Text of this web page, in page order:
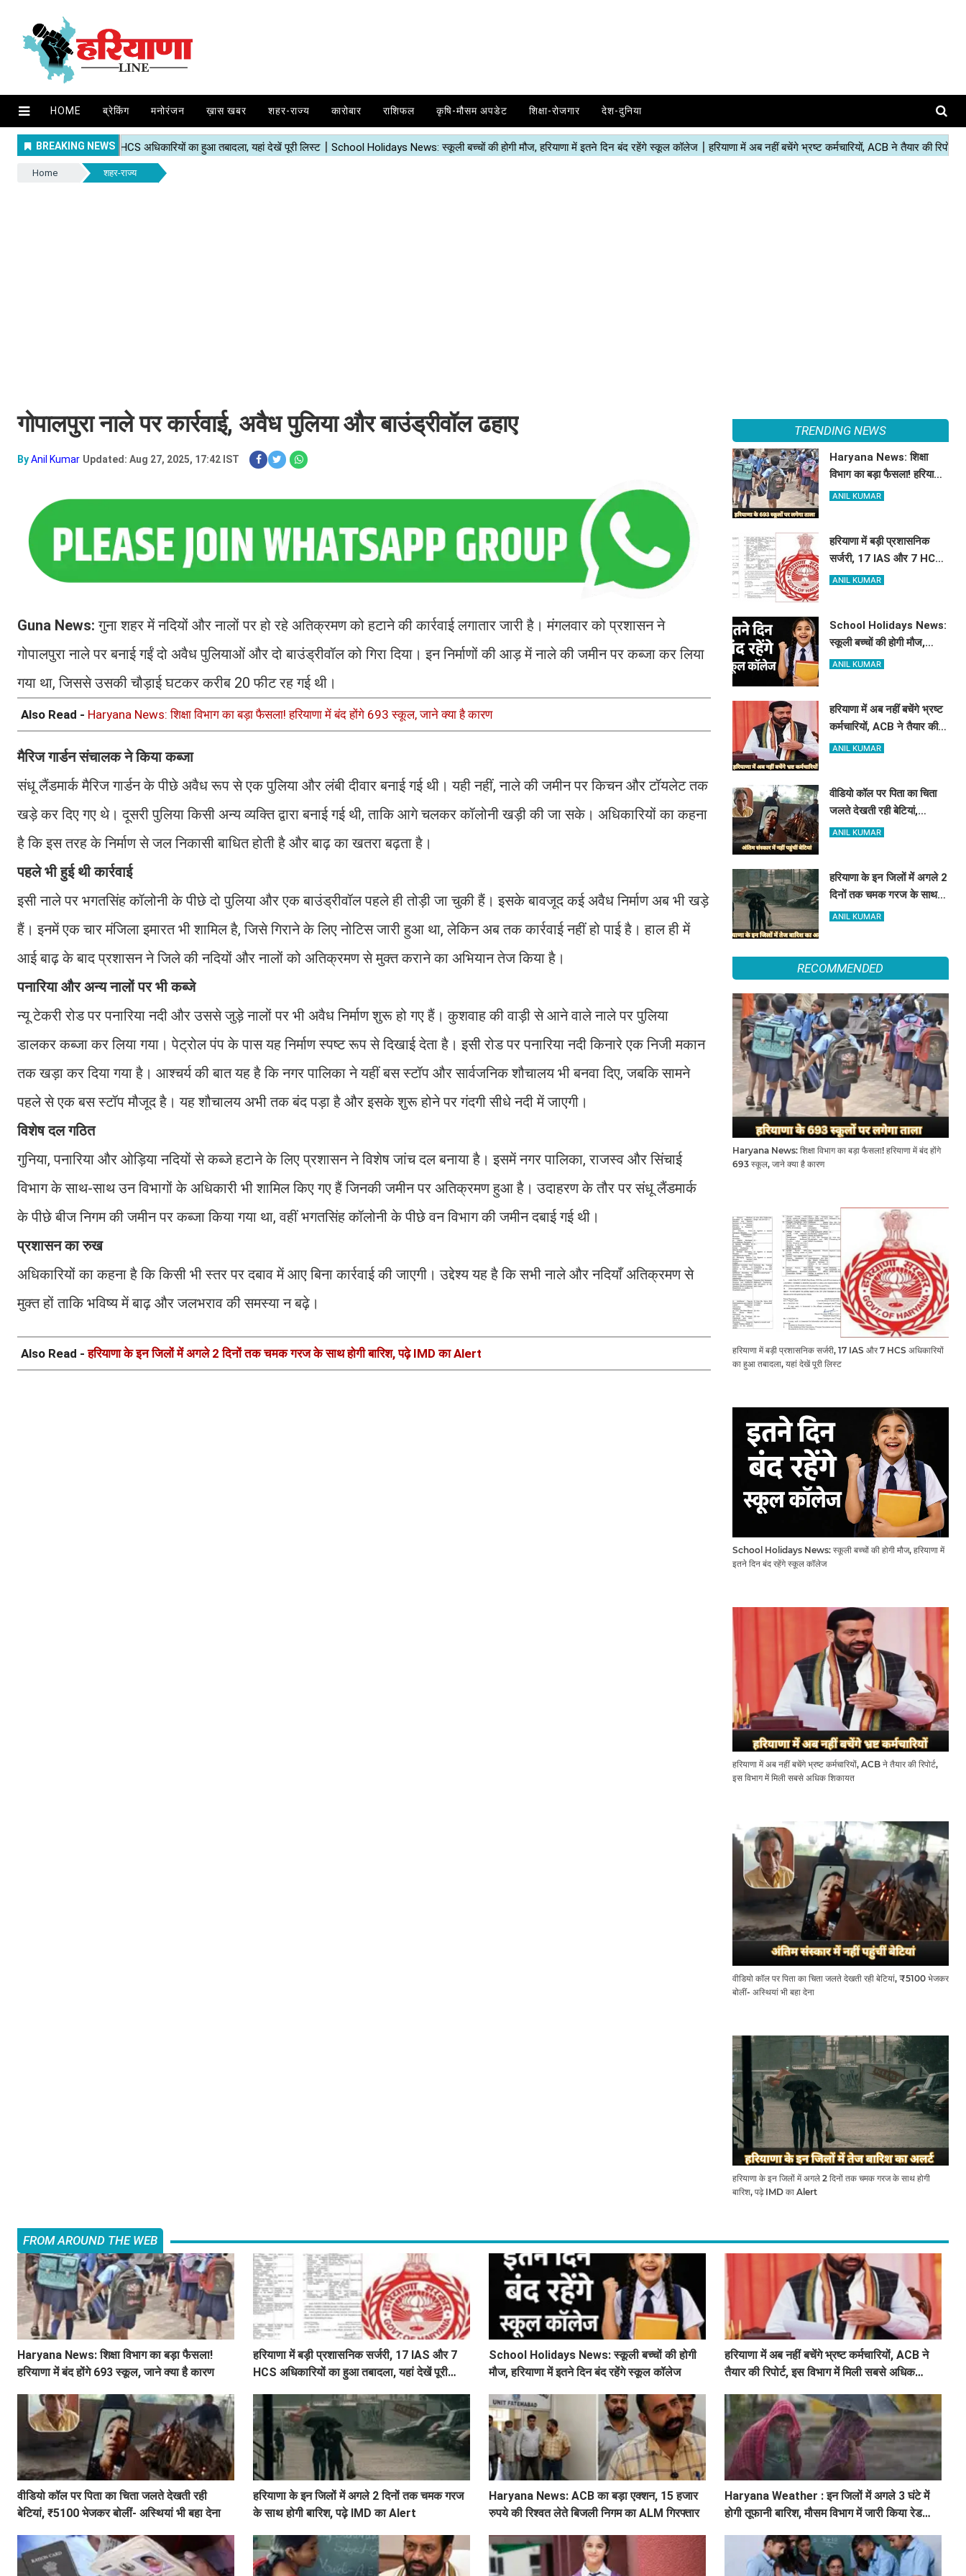
HOME ब्रेकिंग मनोरंजन ख़ास खबर शहर-राज्य कारोबार राशिफल कृषि-मौसम अपडेट शिक्षा-रोजगार देश-दुनिया
Home शहर-राज्य
गोपालपुरा नाले पर कार्रवाई, अवैध पुलिया और बाउंड्रीवॉल ढहाए
ByAnil Kumar Updated: Aug 27, 2025, 17:42 IST
Guna News:गुना शहर में नदियों और नालों पर हो रहे अतिक्रमण को हटाने की कार्रवाई लगातार जारी है। मंगलवार को प्रशासन ने
गोपालपुरा नाले पर बनाई गईं दो अवैध पुलियाओं और दो बाउंड्रीवॉल को गिरा दिया। इन निर्माणों की आड़ में नाले की जमीन पर कब्जा कर लिया
गया था, जिससे उसकी चौड़ाई घटकर करीब 20 फीट रह गई थी।
Also Read - Haryana News: शिक्षा विभाग का बड़ा फैसला! हरियाणा में बंद होंगे 693 स्कूल, जाने क्या है कारण
मैरिज गार्डन संचालक ने किया कब्जा
संधू लैंडमार्क मैरिज गार्डन के पीछे अवैध रूप से एक पुलिया और लंबी दीवार बनाई गई थी। यही नहीं, नाले की जमीन पर किचन और टॉयलेट तक
खड़े कर दिए गए थे। दूसरी पुलिया किसी अन्य व्यक्ति द्वारा बनाई गई थी, ताकि आगे चलकर कॉलोनी खड़ी की जा सके। अधिकारियों का कहना
है कि इस तरह के निर्माण से जल निकासी बाधित होती है और बाढ़ का खतरा बढ़ता है।
पहले भी हुई थी कार्रवाई
इसी नाले पर भगतसिंह कॉलोनी के पीछे दो पुलिया और एक बाउंड्रीवॉल पहले ही तोड़ी जा चुकी हैं। इसके बावजूद कई अवैध निर्माण अब भी खड़े
हैं। इनमें एक चार मंजिला इमारत भी शामिल है, जिसे गिराने के लिए नोटिस जारी हुआ था, लेकिन अब तक कार्रवाई नहीं हो पाई है। हाल ही में
आई बाढ़ के बाद प्रशासन ने जिले की नदियों और नालों को अतिक्रमण से मुक्त कराने का अभियान तेज किया है।
पनारिया और अन्य नालों पर भी कब्जे
न्यू टेकरी रोड पर पनारिया नदी और उससे जुड़े नालों पर भी अवैध निर्माण शुरू हो गए हैं। कुशवाह की वाड़ी से आने वाले नाले पर पुलिया
डालकर कब्जा कर लिया गया। पेट्रोल पंप के पास यह निर्माण स्पष्ट रूप से दिखाई देता है। इसी रोड पर पनारिया नदी किनारे एक निजी मकान
तक खड़ा कर दिया गया है। आश्चर्य की बात यह है कि नगर पालिका ने यहीं बस स्टॉप और सार्वजनिक शौचालय भी बनवा दिए, जबकि सामने
पहले से एक बस स्टॉप मौजूद है। यह शौचालय अभी तक बंद पड़ा है और इसके शुरू होने पर गंदगी सीधे नदी में जाएगी।
विशेष दल गठित
गुनिया, पनारिया और ओड़िया नदियों से कब्जे हटाने के लिए प्रशासन ने विशेष जांच दल बनाया है। इसमें नगर पालिका, राजस्व और सिंचाई
विभाग के साथ-साथ उन विभागों के अधिकारी भी शामिल किए गए हैं जिनकी जमीन पर अतिक्रमण हुआ है। उदाहरण के तौर पर संधू लैंडमार्क
के पीछे बीज निगम की जमीन पर कब्जा किया गया था, वहीं भगतसिंह कॉलोनी के पीछे वन विभाग की जमीन दबाई गई थी।
प्रशासन का रुख
अधिकारियों का कहना है कि किसी भी स्तर पर दबाव में आए बिना कार्रवाई की जाएगी। उद्देश्य यह है कि सभी नाले और नदियाँ अतिक्रमण से
मुक्त हों ताकि भविष्य में बाढ़ और जलभराव की समस्या न बढ़े।
Also Read -हरियाणा के इन जिलों में अगले 2 दिनों तक चमक गरज के साथ होगी बारिश, पढ़े IMD का Alert
TRENDING NEWS
Haryana News: शिक्षा
विभाग का बड़ा फैसला! हरियाणा
में बंद होंगे 693 स्कूल, जाने क्या
ANIL KUMAR
हरियाणा में बड़ी प्रशासनिक
सर्जरी, 17 IAS और 7 HCS
अधिकारियों का हुआ तबादला,
ANIL KUMAR
School Holidays News:
स्कूली बच्चों की होगी मौज,
हरियाणा में इतने दिन बंद रहेंगे
ANIL KUMAR
हरियाणा में अब नहीं बचेंगे भ्रष्ट
कर्मचारियों, ACB ने तैयार की
रिपोर्ट, इस विभाग में मिली सबसे
ANIL KUMAR
वीडियो कॉल पर पिता का चिता
जलते देखती रही बेटियां,
₹5100 भेजकर बोलीं- अस्थियां
ANIL KUMAR
हरियाणा के इन जिलों में अगले 2
दिनों तक चमक गरज के साथ
होगी बारिश, पढ़े IMD का
ANIL KUMAR
RECOMMENDED
Haryana News: शिक्षा विभाग का बड़ा फैसला! हरियाणा में बंद होंगे
693 स्कूल, जाने क्या है कारण
हरियाणा में बड़ी प्रशासनिक सर्जरी, 17 IAS और 7 HCS अधिकारियों
का हुआ तबादला, यहां देखें पूरी लिस्ट
School Holidays News: स्कूली बच्चों की होगी मौज, हरियाणा में
इतने दिन बंद रहेंगे स्कूल कॉलेज
हरियाणा में अब नहीं बचेंगे भ्रष्ट कर्मचारियों, ACB ने तैयार की रिपोर्ट,
इस विभाग में मिली सबसे अधिक शिकायत
वीडियो कॉल पर पिता का चिता जलते देखती रही बेटियां, ₹5100 भेजकर
बोलीं- अस्थियां भी बहा देना
हरियाणा के इन जिलों में अगले 2 दिनों तक चमक गरज के साथ होगी
बारिश, पढ़े IMD का Alert
FROM AROUND THE WEB
Haryana News: शिक्षा विभाग का बड़ा फैसला!
हरियाणा में बंद होंगे 693 स्कूल, जाने क्या है कारण
हरियाणा में बड़ी प्रशासनिक सर्जरी, 17 IAS और 7
HCS अधिकारियों का हुआ तबादला, यहां देखें पूरी
School Holidays News: स्कूली बच्चों की होगी
मौज, हरियाणा में इतने दिन बंद रहेंगे स्कूल कॉलेज
हरियाणा में अब नहीं बचेंगे भ्रष्ट कर्मचारियों, ACB ने
तैयार की रिपोर्ट, इस विभाग में मिली सबसे अधिक
वीडियो कॉल पर पिता का चिता जलते देखती रही
बेटियां, ₹5100 भेजकर बोलीं- अस्थियां भी बहा देना
हरियाणा के इन जिलों में अगले 2 दिनों तक चमक गरज
के साथ होगी बारिश, पढ़े IMD का Alert
Haryana News: ACB का बड़ा एक्शन, 15 हजार
रुपये की रिश्वत लेते बिजली निगम का ALM गिरफ्तार
Haryana Weather : इन जिलों में अगले 3 घंटे में
होगी तूफानी बारिश, मौसम विभाग में जारी किया रेड